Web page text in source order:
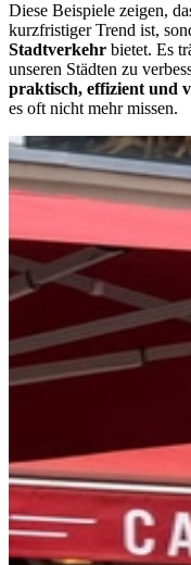
Diese Beispiele zeigen,
kurzfristiger Trend ist,
Stadtverkehr bietet. Es
unseren Städten zu
praktisch, effizient und
es oft nicht mehr missen.